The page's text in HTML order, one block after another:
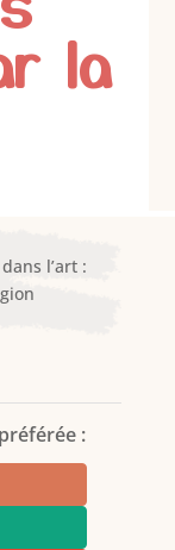
la
l’art :
: